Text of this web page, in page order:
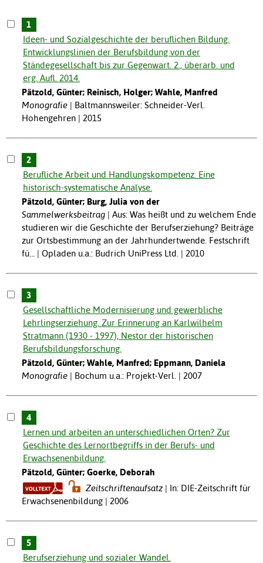
1
Ideen- und Sozialgeschichte der beruflichen Bildung.
Entwicklungslinien der Berufsbildung von der
Ständegesellschaft bis zur Gegenwart. 2., überarb. und
erg. Aufl. 2014.
Pätzold, Günter; Reinisch, Holger; Wahle, Manfred
Monografie
Baltmannsweiler: Schneider-Verl.
Hohengehren | 2015
2
Berufliche Arbeit und Handlungskompetenz. Eine
historisch-systematische Analyse.
Pätzold, Günter; Burg, Julia von der
Sammelwerksbeitrag
Aus: Was heißt und zu welchem Ende
studieren wir die Geschichte der Berufserziehung? Beiträge
zur Ortsbestimmung an der Jahrhundertwende. Festschrift
fü… | Opladen u.a.: Budrich UniPress Ltd. | 2010
3
Gesellschaftliche Modernisierung und gewerbliche
Lehrlingserziehung. Zur Erinnerung an Karlwilhelm
Stratmann (1930 - 1997), Nestor der historischen
Berufsbildungsforschung.
Pätzold, Günter; Wahle, Manfred; Eppmann, Daniela
Monografie
Bochum u.a.: Projekt-Verl. | 2007
4
Lernen und arbeiten an unterschiedlichen Orten? Zur
Geschichte des Lernortbegriffs in der Berufs- und
Erwachsenenbildung.
Pätzold, Günter; Goerke, Deborah
Zeitschriftenaufsatz
In: DIE-Zeitschrift für
Erwachsenenbildung | 2006
5
Berufserziehung und sozialer Wandel.